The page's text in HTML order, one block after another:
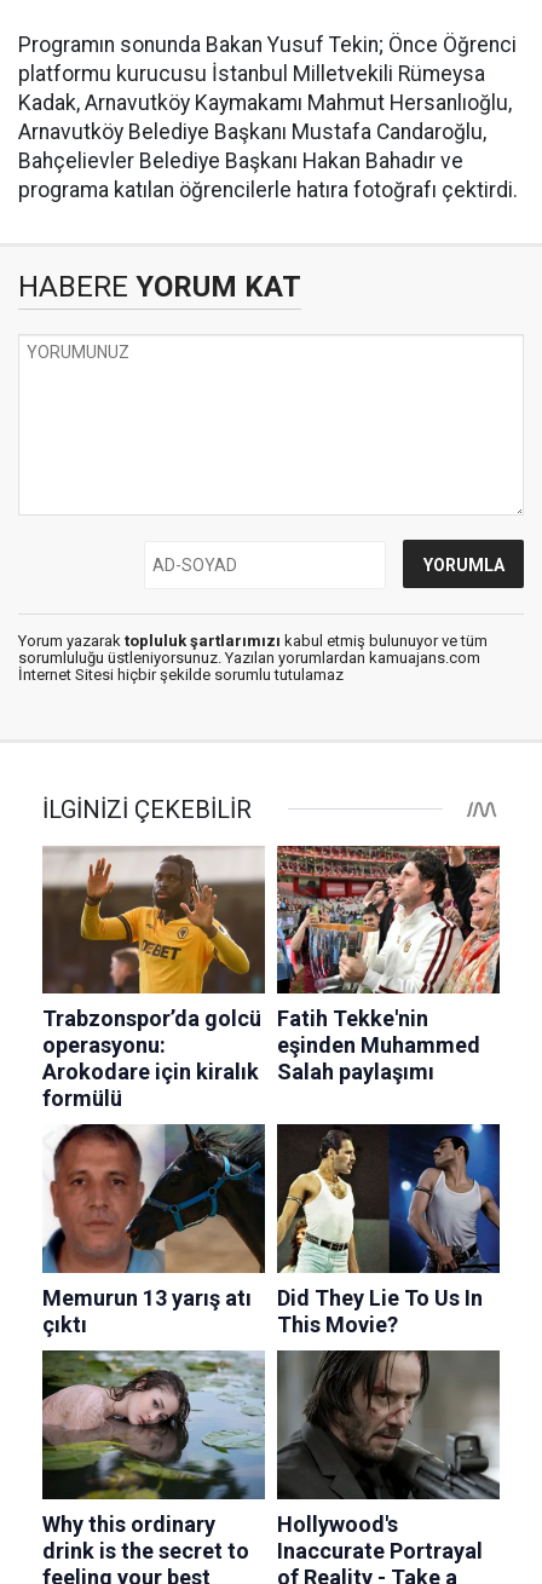
Programın sonunda Bakan Yusuf Tekin; Önce Öğrenci
platformu kurucusu İstanbul Milletvekili Rümeysa
Kadak, Arnavutköy Kaymakamı Mahmut Hersanlıoğlu,
Arnavutköy Belediye Başkanı Mustafa Candaroğlu,
Bahçelievler Belediye Başkanı Hakan Bahadır ve
programa katılan öğrencilerle hatıra fotoğrafı çektirdi.
HABERE YORUM KAT
Yorum yazarak topluluk şartlarımızı kabul etmiş bulunuyor ve tüm
sorumluluğu üstleniyorsunuz. Yazılan yorumlardan kamuajans.com
İnternet Sitesi hiçbir şekilde sorumlu tutulamaz